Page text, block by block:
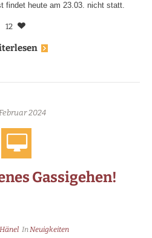
findet heute am 23.03. nicht statt.
12
2024
Gassigehen!
InNeuigkeiten